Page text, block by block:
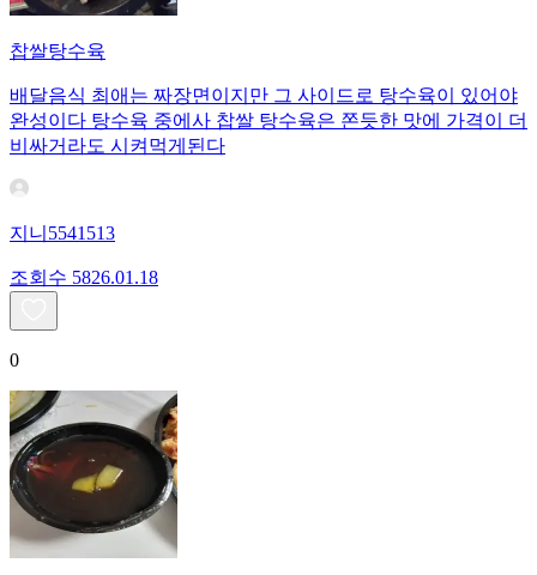
찹쌀탕수육
배달음식 최애는 짜장면이지만 그 사이드로 탕수육이 있어야
완성이다 탕수육 중에사 찹쌀 탕수육은 쫀듯한 맛에 가격이 더
비싸거라도 시켜먹게된다
지니5541513
조회수 5826.01.18
0